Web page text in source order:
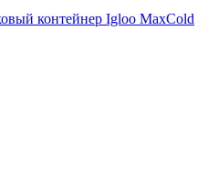
контейнер Igloo MaxCold